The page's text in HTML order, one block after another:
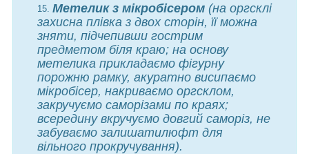
Метелик з мікробісером (на оргсклі
захисна плівка з двох сторін, її можна
зняти, підчепивши гострим
предметом біля краю; на основу
метелика прикладаємо фігурну
порожню рамку, акуратно висипаємо
мікробісер, накриваємо оргсклом,
закручуємо саморізами по краях;
всередину вкручуємо довгий саморіз, не
забуваємо залишатилюфт для
вільного прокручування).